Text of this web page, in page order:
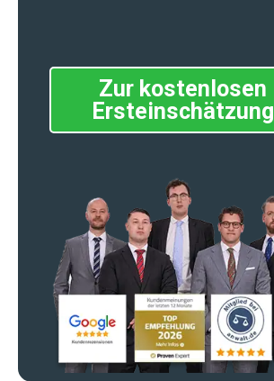
Zur kostenlosen
Ersteinschätzung